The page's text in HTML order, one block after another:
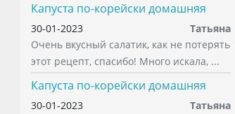
Капуста по-корейски домашняя
30-01-2023
Татьяна
Очень вкусный салатик, как не потерять
этот рецепт, спасибо! Много искала, ...
Капуста по-корейски домашняя
30-01-2023
Татьяна